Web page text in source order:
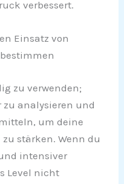
verbessert.
Einsatz von
zu verwenden;
analysieren und
um deine
stärken. Wenn du
intensiver
Level nicht